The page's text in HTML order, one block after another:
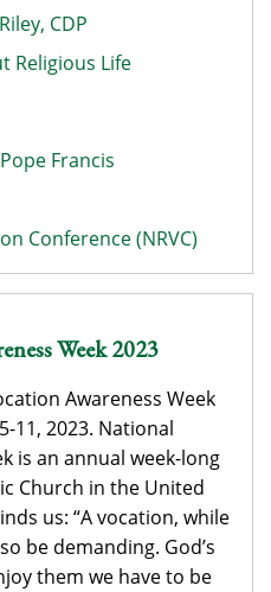
CDP
Religious Life
Francis
Conference (NRVC)
Week 2023
Awareness Week
11, 2023. National
is an annual week-long
Church in the United
us: “A vocation, while
be demanding. God’s
them we have to be